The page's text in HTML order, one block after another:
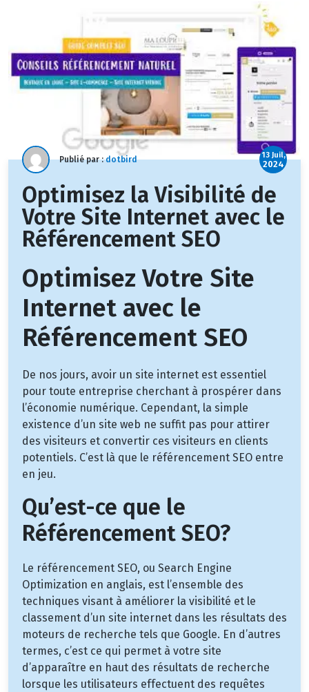
Publié par :dotbird 13 Juil,
2024
Optimisez la Visibilité de
Votre Site Internet avec le
Référencement SEO
Optimisez Votre Site
Internet avec le
Référencement SEO
De nos jours, avoir un site internet est essentiel
pour toute entreprise cherchant à prospérer dans
l’économie numérique. Cependant, la simple
existence d’un site web ne suffit pas pour attirer
des visiteurs et convertir ces visiteurs en clients
potentiels. C’est là que le référencement SEO entre
en jeu.
Qu’est-ce que le
Référencement SEO?
Le référencement SEO, ou Search Engine
Optimization en anglais, est l’ensemble des
techniques visant à améliorer la visibilité et le
classement d’un site internet dans les résultats des
moteurs de recherche tels que Google. En d’autres
termes, c’est ce qui permet à votre site
d’apparaître en haut des résultats de recherche
lorsque les utilisateurs effectuent des requêtes